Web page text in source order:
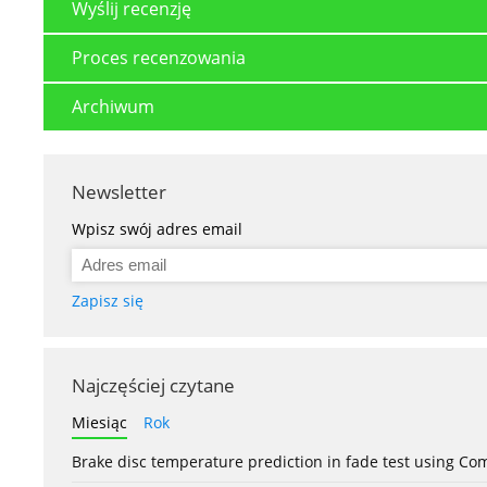
Wyślij recenzję
Proces recenzowania
Archiwum
Newsletter
Wpisz swój adres email
Zapisz się
Najczęściej czytane
Miesiąc
Rok
Brake disc temperature prediction in fade test using